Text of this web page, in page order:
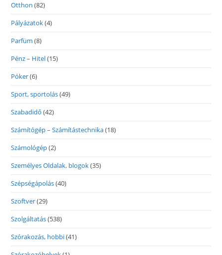
Otthon (82)
Pályázatok(4)
Parfüm (8)
Pénz – Hitel(15)
Póker(6)
Sport, sportolás(49)
Szabadidő (42)
Számítógép – Számítástechnika(18)
Számológép(2)
Személyes Oldalak, blogok(35)
Szépségápolás(40)
Szoftver(29)
Szolgáltatás(538)
Szórakozás, hobbi(41)